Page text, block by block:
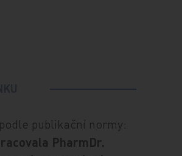
publikační normy:
PharmDr.